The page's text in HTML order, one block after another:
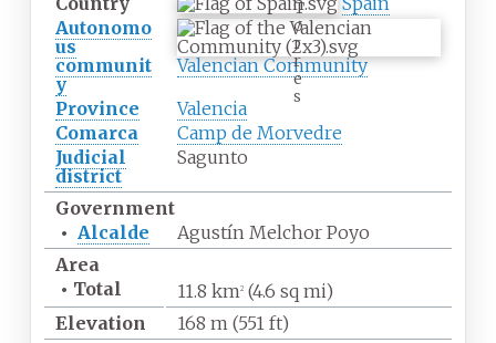
T
o
r
r
e
s
Autonomo
us
communit
y
Valencian Community
Province
Valencia
Comarca
Camp de Morvedre
Judicial
district
Sagunto
Government
• Alcalde
Agustín Melchor Poyo
Area
• Total 11.8 km2(4.6 sq mi)
Elevation
168 m (551 ft)